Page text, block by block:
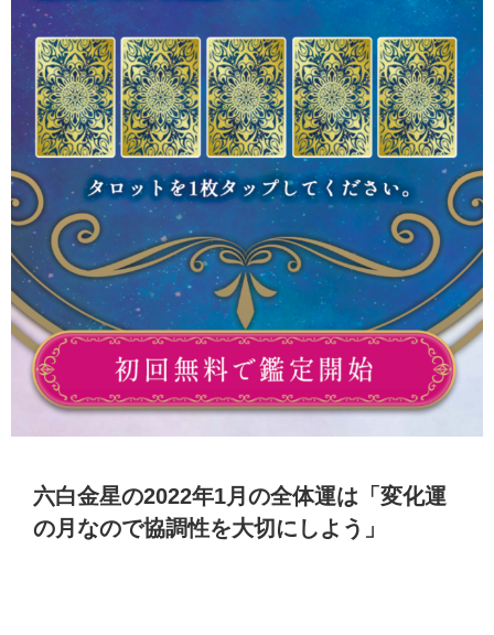
六白金星の2022年1月の全体運は「変化運
の月なので協調性を大切にしよう」